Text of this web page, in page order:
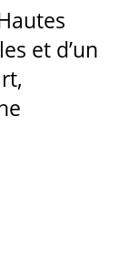
et d’un